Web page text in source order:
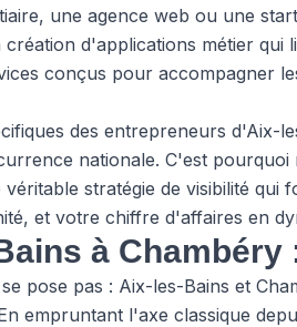
une agence web ou une
d'applications métier
conçus pour accompagner
des entrepreneurs d'Aix-
nationale. C'est
stratégie de visibilité
et votre chiffre d'affaires en
à
pose pas : Aix-les-Bains et
empruntant l'axe classique